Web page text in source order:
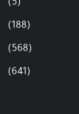
(5)
(188)
(568)
(641)